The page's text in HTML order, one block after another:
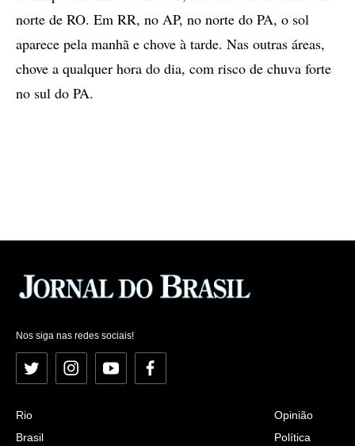
norte de RO. Em RR, no AP, no norte do PA, o sol
aparece pela manhã e chove à tarde. Nas outras áreas,
chove a qualquer hora do dia, com risco de chuva forte
no sul do PA.
Nos siga nas redes sociais!
Twitter InstagramYouTubeFacebook
Rio
Brasil
Opinião
Política